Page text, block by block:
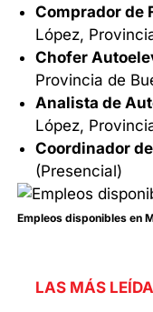
Comprador de
López,
Chofer
Provincia de
Analista de
López,
Coordinador
(Presencial)
Empleos disponibles en
LAS MÁS